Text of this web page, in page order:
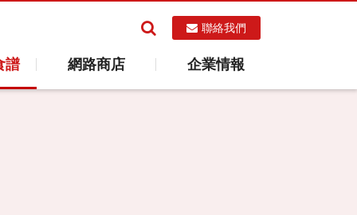
聯絡我們
譜 網路商店 企業情報